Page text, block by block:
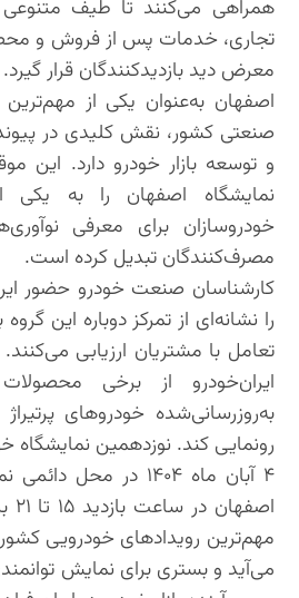
همراهی می‌کنند تا طیف متنوعی
تجاری، خدمات پس از فروش و
معرض دید بازدیدکنندگان قرار گیرد.
اصفهان به‌عنوان یکی از مهم‌ترین
صنعتی کشور، نقش کلیدی در
و توسعه بازار خودرو دارد. این
نمایشگاه اصفهان را به یکی
خودروسازان برای معرفی
مصرف‌کنندگان تبدیل کرده است.
کارشناسان صنعت خودرو حضور
را نشانه‌ای از تمرکز دوباره این
تعامل با مشتریان ارزیابی
ایران‌خودرو از برخی
به‌روزرسانی‌شده خودروهای
۴ آبان ماه ۱۴۰۴ در
مهم‌ترین رویدادهای خودرویی
می‌آید و بستری برای نمایش